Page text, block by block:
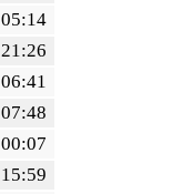
05:14
21:26
06:41
07:48
00:07
15:59